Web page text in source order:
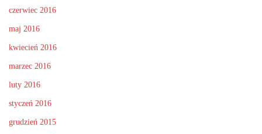
czerwiec 2016
maj 2016
kwiecień 2016
marzec 2016
luty 2016
styczeń 2016
grudzień 2015